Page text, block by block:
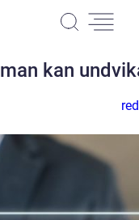
kan